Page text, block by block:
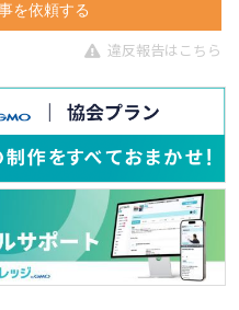
を依頼する
違反報告はこちら